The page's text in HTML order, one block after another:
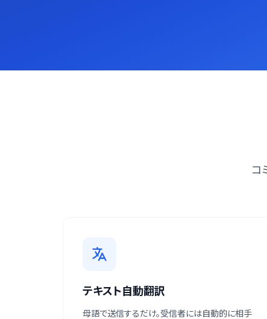
コ
テキスト自動翻訳
母語で送信するだけ。受信者には自動的に相手